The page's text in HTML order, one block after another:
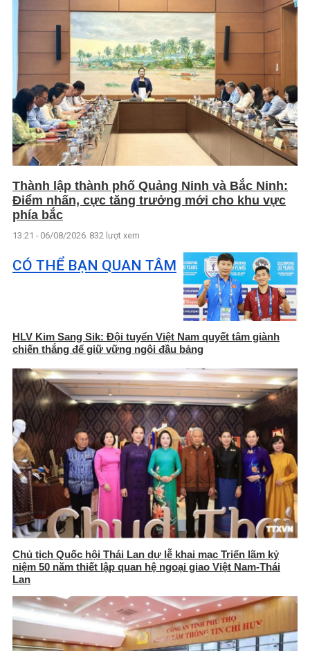
Thành lập thành phố Quảng Ninh và Bắc Ninh:
Điểm nhấn, cực tăng trưởng mới cho khu vực
phía bắc
13:21 - 06/08/2026 832 lượt xem
CÓ THỂ BẠN QUAN TÂM
HLV Kim Sang Sik: Đội tuyển Việt Nam quyết tâm giành
chiến thắng để giữ vững ngôi đầu bảng
Chủ tịch Quốc hội Thái Lan dự lễ khai mạc Triển lãm kỷ
niệm 50 năm thiết lập quan hệ ngoại giao Việt Nam-Thái
Lan